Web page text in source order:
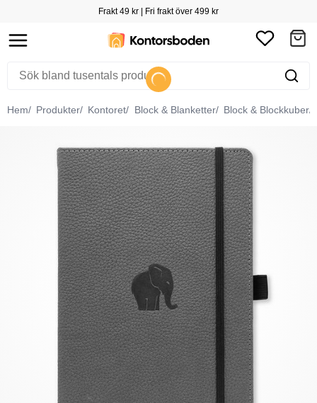
Frakt 49 kr | Fri frakt över 499 kr
Hem Produkter Kontoret Block & Blanketter Block & Blockkuber